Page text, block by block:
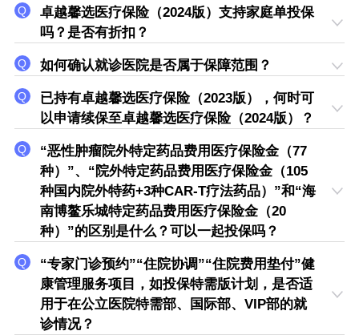
卓越馨选医疗保险（2024版）支持家庭单投保
吗？是否有折扣？
如何确认就诊医院是否属于保障范围？
已持有卓越馨选医疗保险（2023版），何时可
以申请续保至卓越馨选医疗保险（2024版）？
“恶性肿瘤院外特定药品费用医疗保险金（77
种）”、“院外特定药品费用医疗保险金（105
种国内院外特药+3种CAR-T疗法药品）”和“海
南博鳌乐城特定药品费用医疗保险金（20
种）”的区别是什么？可以一起投保吗？
“专家门诊预约”“住院协调”“住院费用垫付”健
康管理服务项目，如投保特需版计划，是否适
用于在公立医院特需部、国际部、VIP部的就
诊情况？